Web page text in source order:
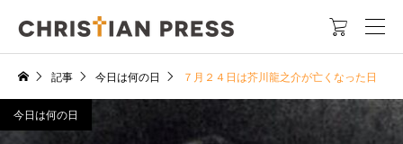

記事 今日は何の日 ７月２４日は芥川龍之介が亡くなった日
今日は何の日